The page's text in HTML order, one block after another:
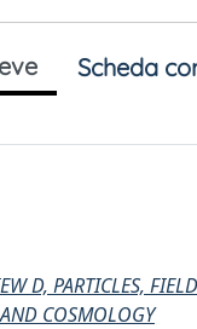
Scheda
D, PARTICLES,
COSMOLOGY